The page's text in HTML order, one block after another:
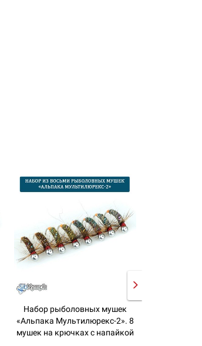
Набор рыболовных мушек
«Альпака Мультилюрекс-2». 8
мушек на крючках с напайкой